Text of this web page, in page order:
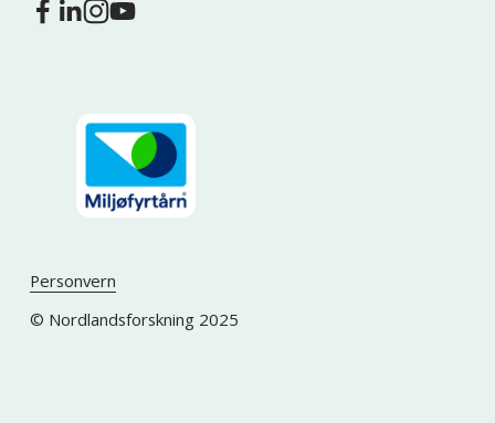
Personvern
© Nordlandsforskning 2025